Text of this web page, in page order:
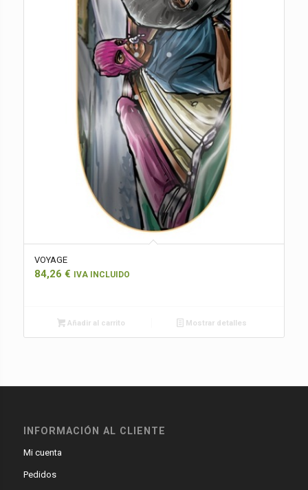
VOYAGE
84,26 € IVA INCLUIDO
Añadir al carrito Mostrar detalles
INFORMACIÓN AL CLIENTE
Mi cuenta
Pedidos